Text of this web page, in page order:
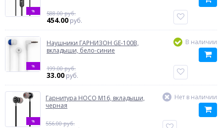
% 588.00 руб.
454.00 руб.
%
Наушники ГАРНИЗОН GE-100B,
вкладыши, бело-синие
199.00 руб.
33.00 руб.
В наличии
%
Гарнитура HOCO M16, вкладыши,
черная
556.00 руб.
Нет в наличии